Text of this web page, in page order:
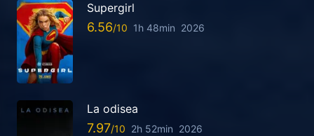
Supergirl
6.56 1h 48min 2026
La odisea
7.97 2h 52min 2026